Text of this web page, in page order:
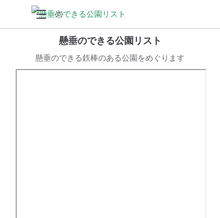
懸垂のできる公園リスト
懸垂のできる鉄棒のある公園をめぐります